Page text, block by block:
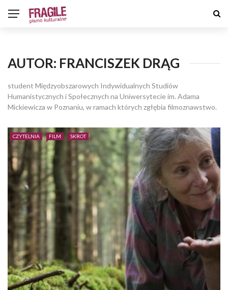
AUTOR: FRANCISZEK DRĄG
student Międzyobszarowych Indywidualnych Studiów
Humanistycznych i Społecznych na Uniwersytecie im. Adama
Mickiewicza w Poznaniu, w ramach których zgłębia filmoznawstwo.
CZYTELNIA FILM SKROT